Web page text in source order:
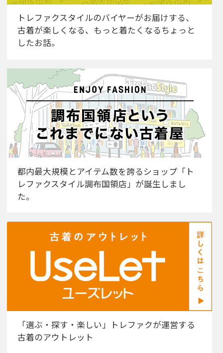
トレファクスタイルのバイヤーがお届けする、
古着が楽しくなる、もっと着たくなるちょっと
したお話。
都内最大規模とアイテム数を誇るショップ「ト
レファクスタイル調布国領店」が誕生しまし
た。
「選ぶ・探す・楽しい」トレファクが運営する
古着のアウトレット